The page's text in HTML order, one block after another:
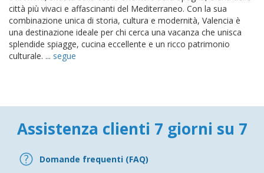
città più vivaci e affascinanti del Mediterraneo. Con la sua
combinazione unica di storia, cultura e modernità, Valencia è
una destinazione ideale per chi cerca una vacanza che unisca
splendide spiagge, cucina eccellente e un ricco patrimonio
culturale. ... segue
Assistenza clienti 7 giorni su 7
Domande frequenti (FAQ)